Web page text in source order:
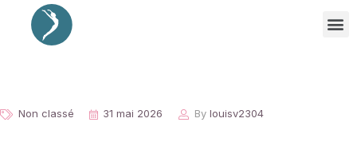
Non classé 31 mai 2026 By louisv2304